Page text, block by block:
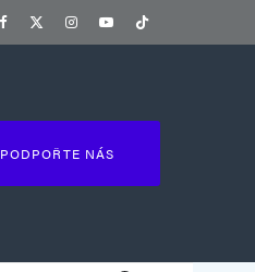
PODPOŘTE NÁS